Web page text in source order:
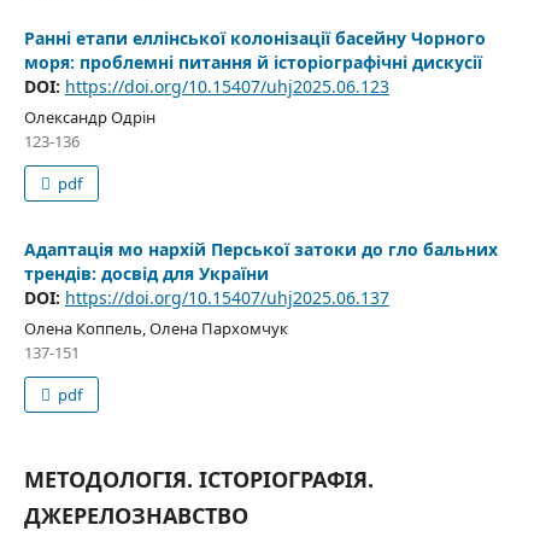
Ранні етапи еллінської колонізації басейну Чорного
моря: проблемні питання й історіографічні дискусії
DOI: https://doi.org/10.15407/uhj2025.06.123
Олександр Одрін
123-136
pdf
Адаптація мо нархій Перської затоки до гло бальних
трендів: досвід для України
DOI: https://doi.org/10.15407/uhj2025.06.137
Олена Коппель, Олена Пархомчук
137-151
pdf
МЕТОДОЛОГІЯ. ІСТОРІОГРАФІЯ.
ДЖЕРЕЛОЗНАВСТВО